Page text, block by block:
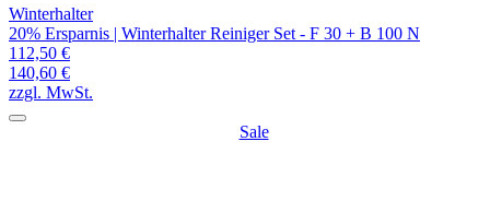
Winterhalter
20% Ersparnis | Winterhalter Reiniger Set - F 30 + B 100 N
112,50 €
140,60 €
zzgl. MwSt.
Sale